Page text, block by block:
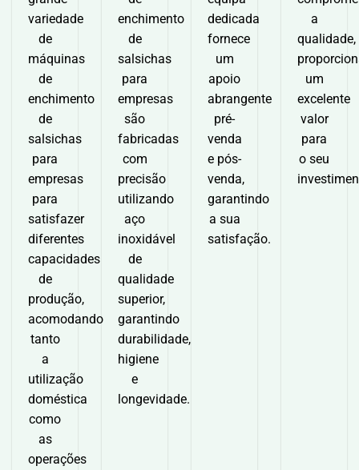
variedade
de
máquinas
de
enchimento
de
salsichas
para
empresas
para
satisfazer
diferentes
capacidades
de
produção,
acomodando
tanto
a
utilização
doméstica
como
as
operações
enchimento
de
salsichas
para
empresas
são
fabricadas
com
precisão
utilizando
aço
inoxidável
de
qualidade
superior,
garantindo
durabilidade,
higiene
e
longevidade.
dedicada
fornece
um
apoio
abrangente
pré-
venda
e pós-
venda,
garantindo
a sua
satisfação.
a
qualidade,
um
excelente
valor
para
o seu